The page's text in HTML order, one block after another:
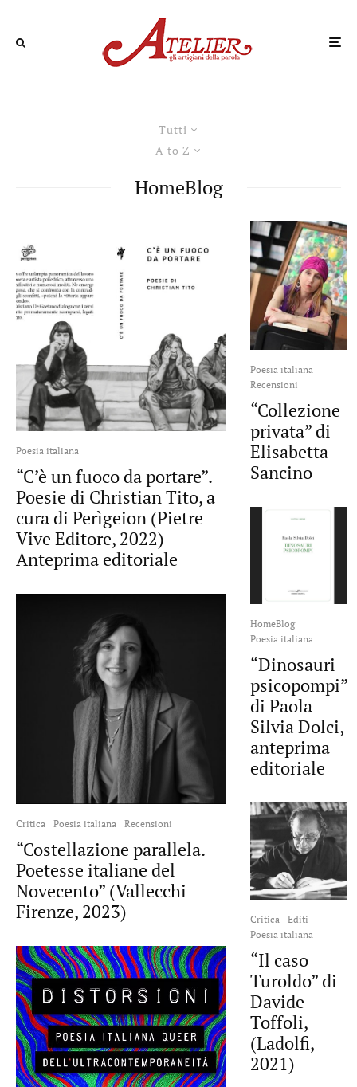
Tutti
A to Z
HomeBlog
Poesia italiana
“C’è un fuoco da portare”.
Poesie di Christian Tito, a
cura di Perìgeion (Pietre
Vive Editore, 2022) –
Anteprima editoriale
Critica Poesia italiana Recensioni
“Costellazione parallela.
Poetesse italiane del
Novecento” (Vallecchi
Firenze, 2023)
Poesia italiana
Recensioni
“Collezione
privata” di
Elisabetta
Sancino
HomeBlog
Poesia italiana
“Dinosauri
psicopompi”
di Paola
Silvia Dolci,
anteprima
editoriale
Critica
Editi
Poesia italiana
“Il caso
Turoldo” di
Davide
Toffoli,
(Ladolfi,
2021)